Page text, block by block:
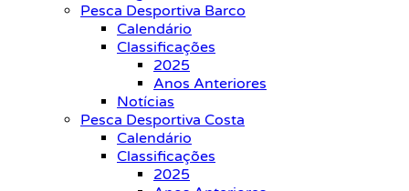
Pesca Desportiva Barco
Calendário
Classificações
2025
Anos Anteriores
Notícias
Pesca Desportiva Costa
Calendário
Classificações
2025